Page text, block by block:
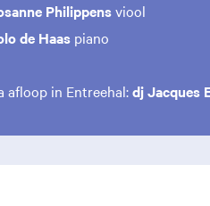
Philippensviool
de Haas piano
afloop in Entreehal:djJacques